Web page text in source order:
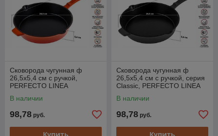
Сковорода чугунная ф
26,5х5,4 см с ручкой,
PERFECTO LINEA
В наличии
98,78 руб.
Купить
Сковорода чугунная ф
26,5х5,4 см с ручкой, серия
Classic, PERFECTO LINEA
В наличии
98,78 руб.
Купить